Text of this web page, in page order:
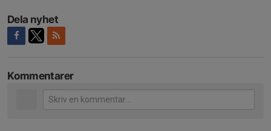
Dela nyhet
Kommentarer